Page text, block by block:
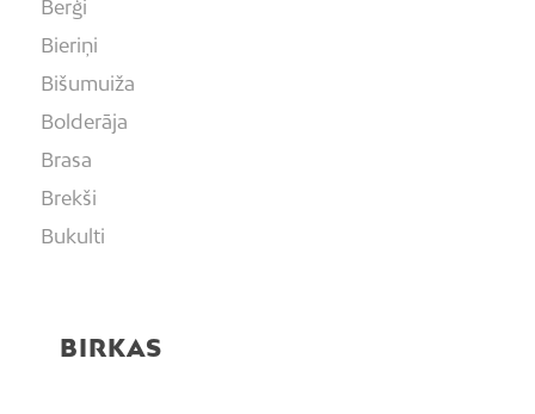
Berģi
Bieriņi
Bišumuiža
Bolderāja
Brasa
Brekši
Bukulti
Čiekurkalns
BIRKAS